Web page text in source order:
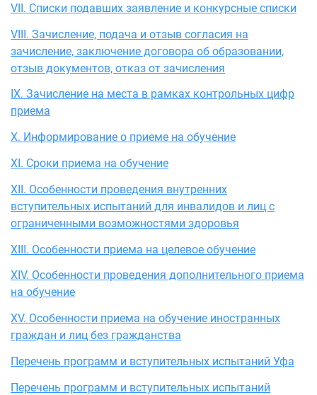
VII. Списки подавших заявление и конкурсные списки
VIII. Зачисление, подача и отзыв согласия на
зачисление, заключение договора об образовании,
отзыв документов, отказ от зачисления
IX. Зачисление на места в рамках контрольных цифр
приема
X. Информирование о приеме на обучение
XI. Сроки приема на обучение
XII. Особенности проведения внутренних
вступительных испытаний для инвалидов и лиц с
ограниченными возможностями здоровья
XIII. Особенности приема на целевое обучение
XIV. Особенности проведения дополнительного приема
на обучение
XV. Особенности приема на обучение иностранных
граждан и лиц без гражданства
Перечень программ и вступительных испытаний Уфа
Перечень программ и вступительных испытаний